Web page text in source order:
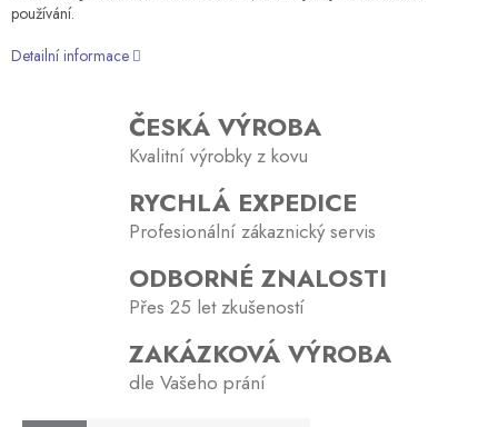
používání.
Detailní informace
ČESKÁ VÝROBA
Kvalitní výrobky z kovu
RYCHLÁ EXPEDICE
Profesionální zákaznický servis
ODBORNÉ ZNALOSTI
Přes 25 let zkušeností
ZAKÁZKOVÁ VÝROBA
dle Vašeho prání